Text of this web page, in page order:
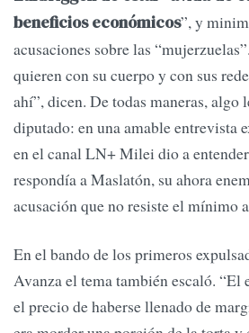
beneficios económicos”, y
acusaciones sobre las
quieren con su cuerpo y con sus
ahí”, dicen. De todas maneras, algo
diputado: en una amable entrevista
en el canal LN+ Milei dio a
respondía a Maslatón, su ahora
acusación que no resiste el mínimo
En el bando de los primeros
Avanza el tema también escaló. “El
el precio de haberse llenado de